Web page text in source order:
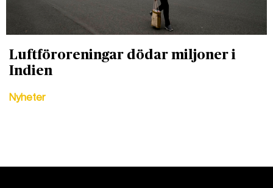
Luftföroreningar dödar miljoner i
Indien
Nyheter